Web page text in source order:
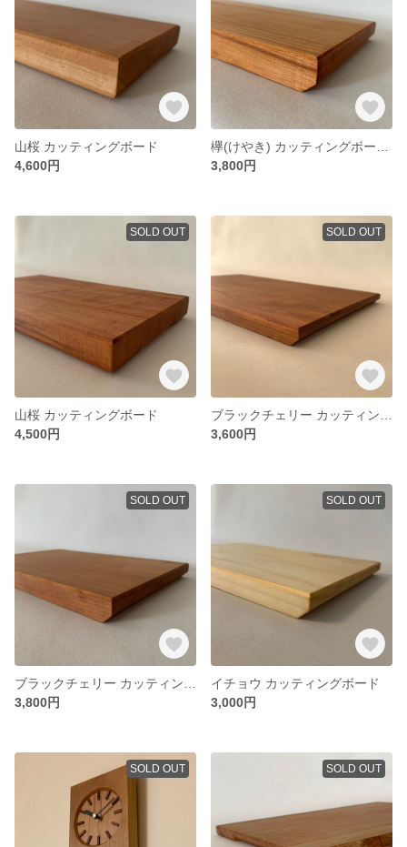
山桜 カッティングボード
4,600円
3,800円
SOLD OUT
山桜 カッティングボード
4,500円
SOLD OUT
3,600円
SOLD OUT
3,800円
SOLD OUT
イチョウ カッティングボード
3,000円
SOLD OUT SOLD OUT